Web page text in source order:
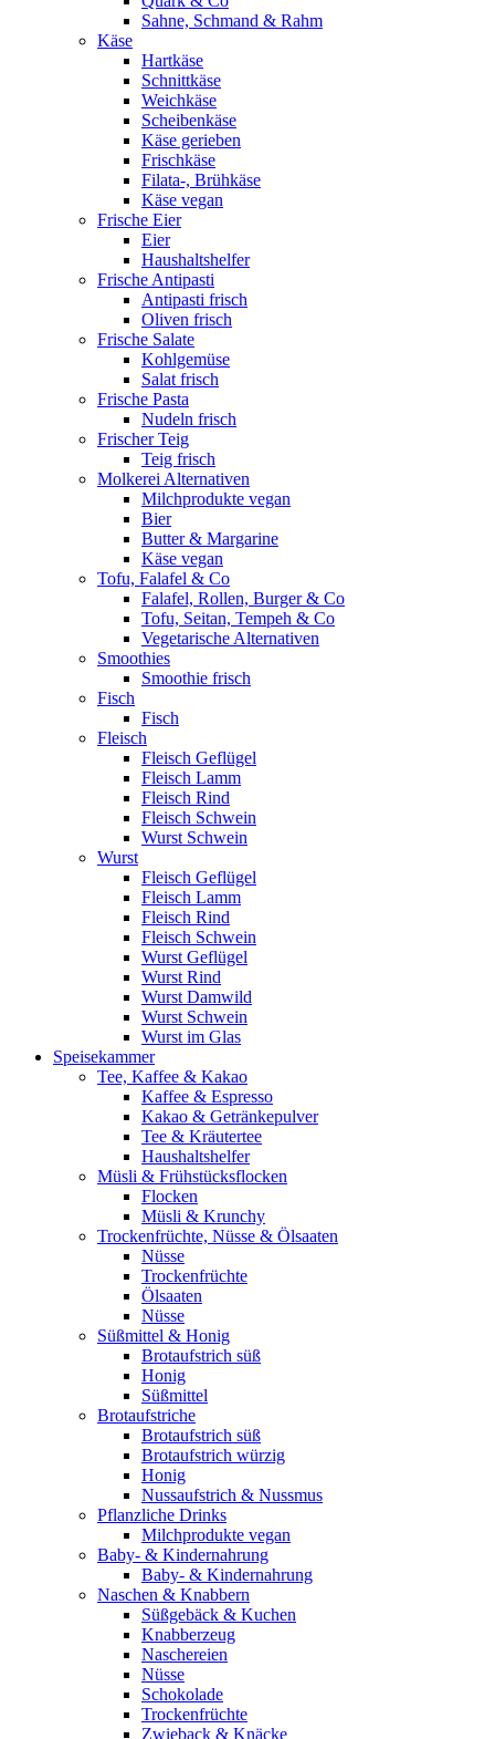
Sahne, Schmand & Rahm
Käse
Hartkäse
Schnittkäse
Weichkäse
Scheibenkäse
Käse gerieben
Frischkäse
Filata-, Brühkäse
Käse vegan
Frische Eier
Eier
Haushaltshelfer
Frische Antipasti
Antipasti frisch
Oliven frisch
Frische Salate
Kohlgemüse
Salat frisch
Frische Pasta
Nudeln frisch
Frischer Teig
Teig frisch
Molkerei Alternativen
Milchprodukte vegan
Bier
Butter & Margarine
Käse vegan
Tofu, Falafel & Co
Falafel, Rollen, Burger & Co
Tofu, Seitan, Tempeh & Co
Vegetarische Alternativen
Smoothies
Smoothie frisch
Fisch
Fisch
Fleisch
Fleisch Geflügel
Fleisch Lamm
Fleisch Rind
Fleisch Schwein
Wurst Schwein
Wurst
Fleisch Geflügel
Fleisch Lamm
Fleisch Rind
Fleisch Schwein
Wurst Geflügel
Wurst Rind
Wurst Damwild
Wurst Schwein
Wurst im Glas
Speisekammer
Tee, Kaffee & Kakao
Kaffee & Espresso
Kakao & Getränkepulver
Tee & Kräutertee
Haushaltshelfer
Müsli & Frühstücksflocken
Flocken
Müsli & Krunchy
Trockenfrüchte, Nüsse & Ölsaaten
Nüsse
Trockenfrüchte
Ölsaaten
Nüsse
Süßmittel & Honig
Brotaufstrich süß
Honig
Süßmittel
Brotaufstriche
Brotaufstrich süß
Brotaufstrich würzig
Honig
Nussaufstrich & Nussmus
Pflanzliche Drinks
Milchprodukte vegan
Baby- & Kindernahrung
Baby- & Kindernahrung
Naschen & Knabbern
Süßgebäck & Kuchen
Knabberzeug
Naschereien
Nüsse
Schokolade
Trockenfrüchte
Zwieback & Knäcke